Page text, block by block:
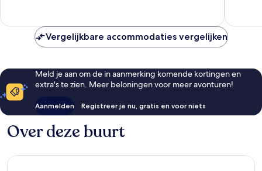
Vergelijkbare accommodaties vergelijken
Meld je aan om de in aanmerking komende kortingen en
extra's te zien. Meer beloningen voor meer avonturen!
Aanmelden Registreer je nu, gratis en voor niets
Over deze buurt